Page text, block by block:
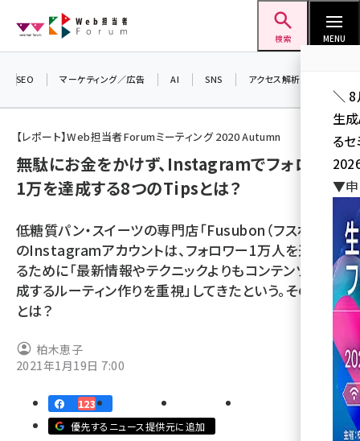
ン
検索 MENU
seo (3541)
youtube (2449)
note (2323)
セミナー (2318)
meo (1282)
SEO マーケティング／広告 AI SNS アクセス解析／データ分析
【レポート】Web担当者Forumミーティング 2020 Autumn
無駄にお金をかけず、Instagramでフォロワー
1万を達成する8つのTipsとは？
低糖質パン・スイーツの専門店「Fusubon（フスボン）」
のInstagramアカウントは、フォロワー1万人を達成す
るために「最新情報やテクニックよりもコンテンツを作
成するルーティン作りを重視」してきたという。その真意
とは？
柏木恵子
2021年1月19日 7:00
123
優先するニュース提供元に追加
＼ 8
生
る
▼申